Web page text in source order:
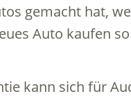
gemacht hat,
Auto kaufen
kann sich für